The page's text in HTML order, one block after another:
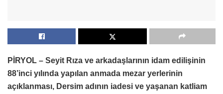
PİRYOL – Seyit Rıza ve arkadaşlarının idam edilişinin
88’inci yılında yapılan anmada mezar yerlerinin
açıklanması, Dersim adının iadesi ve yaşanan katliam